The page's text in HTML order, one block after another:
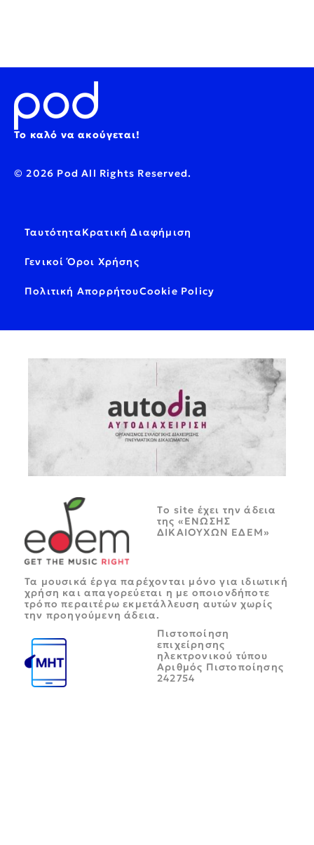
Το καλό να ακούγεται!
© 2026 Pod All Rights Reserved.
ΤαυτότηταΚρατική Διαφήμιση
Γενικοί Όροι Χρήσης
Πολιτική ΑπορρήτουCookie Policy
Tο site έχει την άδεια
της «ΕΝΩΣΗΣ
ΔΙΚΑΙΟΥΧΩΝ ΕΔΕΜ»
Τα μουσικά έργα παρέχονται μόνο για ιδιωτική
χρήση και απαγορεύεται η με οποιονδήποτε
τρόπο περαιτέρω εκμετάλλευση αυτών χωρίς
την προηγούμενη άδεια.
Πιστοποίηση
επιχείρησης
ηλεκτρονικού τύπου
Αριθμός Πιστοποίησης
242754